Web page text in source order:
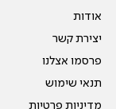
אודות
יצירת קשר
פרסמו אצלנו
תנאי שימוש
מדיניות פרטיות